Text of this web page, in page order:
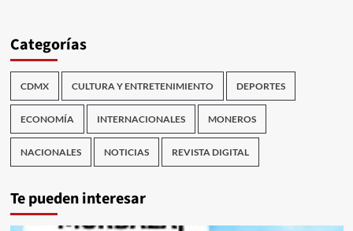
Categorías
CDMX CULTURA Y ENTRETENIMIENTO DEPORTES
ECONOMÍA INTERNACIONALES MONEROS
NACIONALES NOTICIAS REVISTA DIGITAL
Te pueden interesar